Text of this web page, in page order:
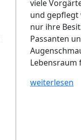
viele
und gepflegt
nur ihre
Passanten
Lebensraum
weiterlesen